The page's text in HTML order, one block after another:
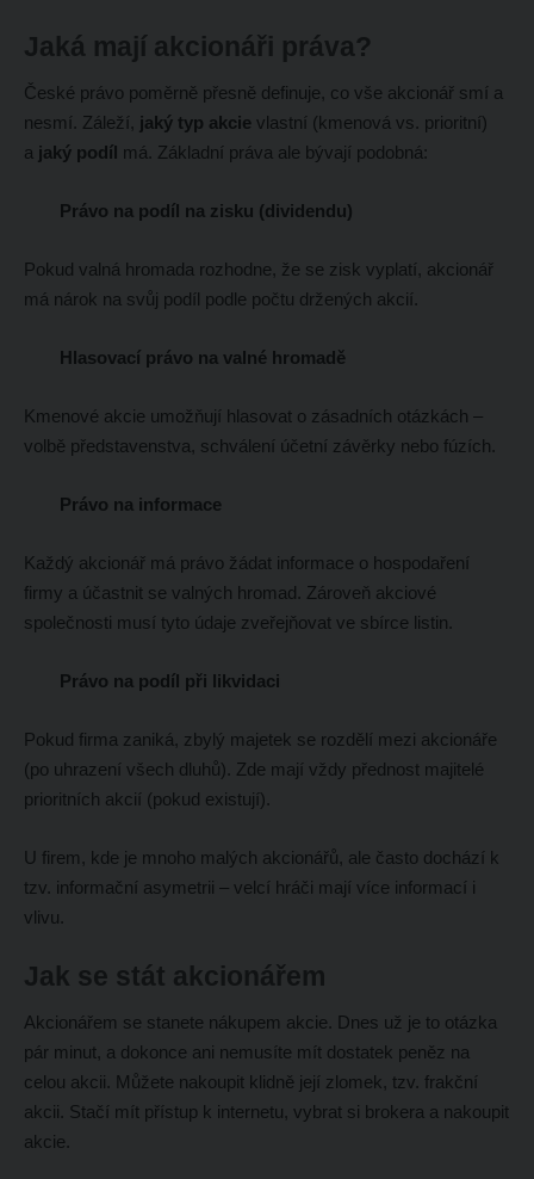
Jaká mají akcionáři práva?
České právo poměrně přesně definuje, co vše akcionář smí a
nesmí. Záleží, jaký typ akcie vlastní (kmenová vs. prioritní)
a jaký podíl má. Základní práva ale bývají podobná:
Právo na podíl na zisku (dividendu)
Pokud valná hromada rozhodne, že se zisk vyplatí, akcionář
má nárok na svůj podíl podle počtu držených akcií.
Hlasovací právo na valné hromadě
Kmenové akcie umožňují hlasovat o zásadních otázkách –
volbě představenstva, schválení účetní závěrky nebo fúzích.
Právo na informace
Každý akcionář má právo žádat informace o hospodaření
firmy a účastnit se valných hromad. Zároveň akciové
společnosti musí tyto údaje zveřejňovat ve sbírce listin.
Právo na podíl při likvidaci
Pokud firma zaniká, zbylý majetek se rozdělí mezi akcionáře
(po uhrazení všech dluhů). Zde mají vždy přednost majitelé
prioritních akcií (pokud existují).
U firem, kde je mnoho malých akcionářů, ale často dochází k
tzv. informační asymetrii – velcí hráči mají více informací i
vlivu.
Jak se stát akcionářem
Akcionářem se stanete nákupem akcie. Dnes už je to otázka
pár minut, a dokonce ani nemusíte mít dostatek peněz na
celou akcii. Můžete nakoupit klidně její zlomek, tzv. frakční
akcii. Stačí mít přístup k internetu, vybrat si brokera a nakoupit
akcie.